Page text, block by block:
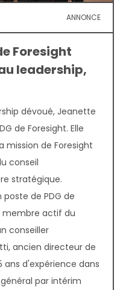
ANNONCE
Foresight
leadership,
dévoué, Jeanette
de Foresight. Elle
mission de Foresight
conseil
stratégique.
de PDG de
membre actif du
conseiller
ancien directeur de
ans d'expérience dans
par intérim